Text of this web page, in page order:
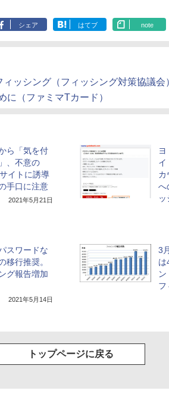
シェア はてブ note
ッシング（フィッシング対策協議会
に（ファミマTカード）
ら「気を付
、不意の
イトに誘導
手口に注意
2021年5月21日
イ
カ
へ
スワードな
移行推奨。
グ報告増加
2021年5月14日
3
は
フ
トップページに戻る